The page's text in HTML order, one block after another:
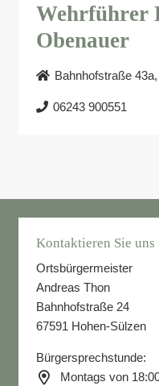
Wehrführer
Obenauer
Bahnhofstraße
06243 900551
Kontaktieren Sie uns
Ortsbürgermeister
Andreas Thon
Bahnhofstraße 24
67591 Hohen-Sülzen
Bürgersprechstunde:
Montags von